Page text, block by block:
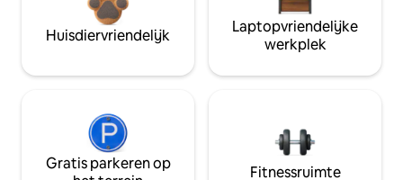
Huisdiervriendelijk
Laptopvriendelijke
werkplek
Gratis parkeren op
Fitnessruimte